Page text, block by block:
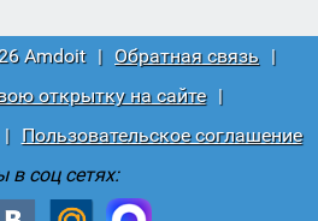
Amdoit | Обратная связь |
открытку на сайте
|
|
Пользовательское соглашение
в соц сетях: